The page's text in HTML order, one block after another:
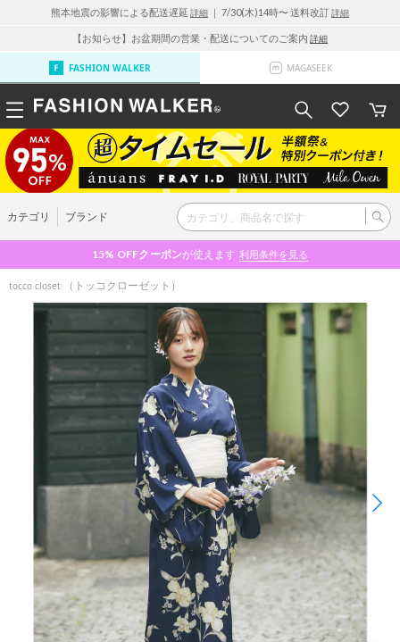
熊本地震の影響による配送遅延 詳細 ｜ 7/30(木)14時〜 送料改訂詳細
【お知らせ】お盆期間の営業・配送についてのご案内 詳細
FASHION WALKER MAGASEEK
カテゴリ ブランド
15% OFFクーポンが使えます 利用条件を見る
tocco closet （トッコクローゼット）